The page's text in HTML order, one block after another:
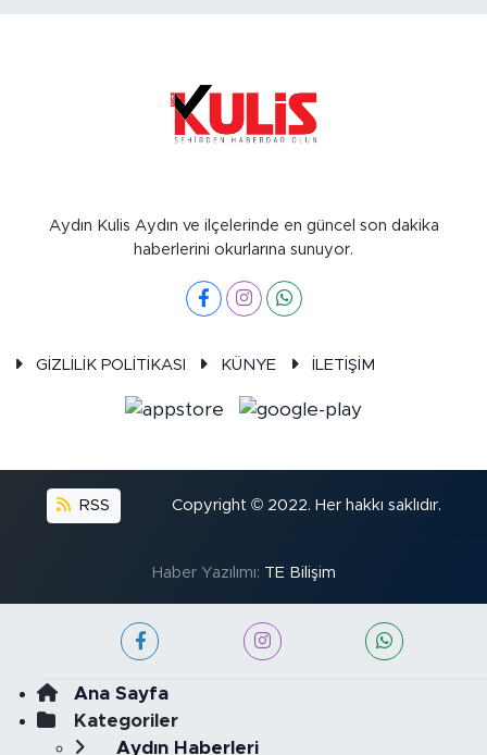
Aydın Kulis Aydın ve ilçelerinde en güncel son dakika
haberlerini okurlarına sunuyor.
GİZLİLİK POLİTİKASI KÜNYE İLETİŞİM
RSS Copyright © 2022. Her hakkı saklıdır.
Haber Yazılımı: TE Bilişim
Ana Sayfa
Kategoriler
Aydın Haberleri